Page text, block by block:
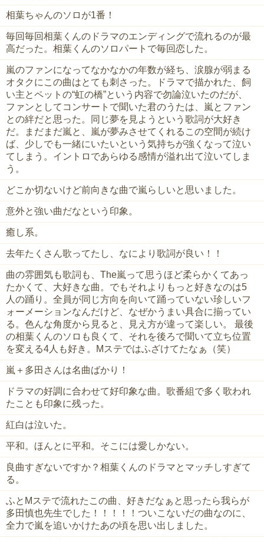
相葉ちゃんのソロが1番！
毎回毎回相葉くんのドラマのエンディングで流れるのが最
高だった。相葉くんのソロパートで毎回恋した。
嵐のファンになってなかなかの年数が経ち、涙腺が弱まる
オタクにこの曲はとても刺さった。ドラマで描かれた、飼
い主とペットの“虹の橋”という内容で勿論泣いたのだが、
ファンとしてコンサートで聞いた君のうたは、嵐とファン
との絆だと思った。同じ夢を見ようという歌詞が大好き
だ。まだまだ嵐と、嵐が夢みさせてくれるこの空間が続け
ば、少しでも一緒にいたいという気持ちが強くなって泣い
てしまう。イントロであらゆる感情が溢れ出て泣いてしま
う。
どこか切ないけど前向きな曲で嵐らしいと思いました。
意外と強い曲だなという印象。
癒し系。
去年たくさん歌ってたし、なにより歌詞が良い！！
曲の雰囲気も歌詞も、The嵐って思うほど柔らかくてあっ
たかくて、大好きな曲。でもそれよりもっと好きなのは5
人の踊り。全員が同じ方向を向いて踊っていない珍しいフ
ォーメーションなんだけど、なぜかうまい具合に揃ってい
る。色んな角度から見ると、見え方が違って楽しい。 最後
の相葉くんのソロも良くて、それを後ろで聞いて立ち位置
を変える4人も好き。Mステではふざけてたなぁ（笑）
嵐＋多田さんは名曲ばかり！
ドラマの好調に合わせて好印象な曲。歌番組で多く歌われ
たことも印象に残った。
紅白は泣いた。
平和。ほんとに平和。そこには愛しかない。
良曲すぎないですか？相葉くんのドラマとマッチしすぎて
る。
ふとMステで流れたこの曲、好きだなぁと思ったら我らが
多田慎也先生でした！！！！！ついこないだの曲なのに、
全力で嵐を追いかけたあの頃を思い出しました。